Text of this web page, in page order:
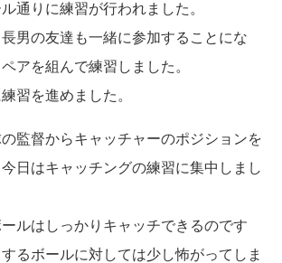
通りに練習が行われました。
男の友達も一緒に参加することにな
アを組んで練習しました。
習を進めました。
監督からキャッチャーのポジションを
日はキャッチングの練習に集中しまし
ルはしっかりキャッチできるのです
るボールに対しては少し怖がってしま